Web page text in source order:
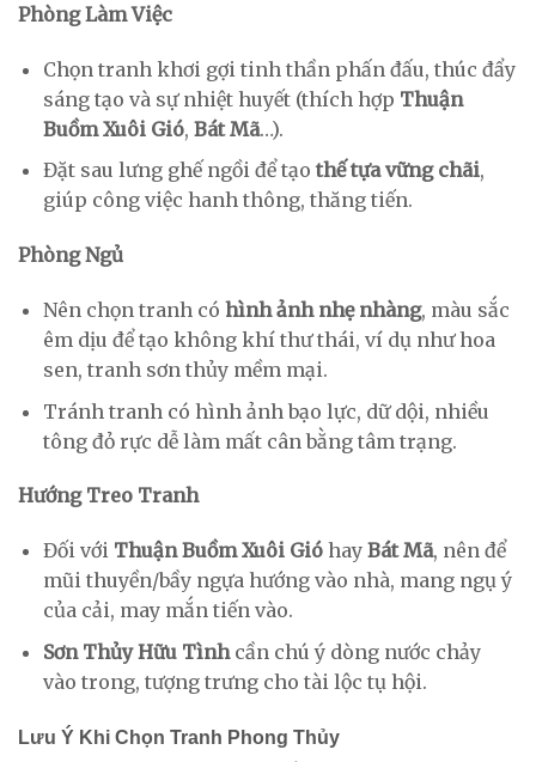
Phòng Làm Việc
Chọn tranh khơi gợi tinh thần phấn đấu, thúc đẩy
sáng tạo và sự nhiệt huyết (thích hợp Thuận
Buồm Xuôi Gió, Bát Mã…).
Đặt sau lưng ghế ngồi để tạo thế tựa vững chãi,
giúp công việc hanh thông, thăng tiến.
Phòng Ngủ
Nên chọn tranh có hình ảnh nhẹ nhàng, màu sắc
êm dịu để tạo không khí thư thái, ví dụ như hoa
sen, tranh sơn thủy mềm mại.
Tránh tranh có hình ảnh bạo lực, dữ dội, nhiều
tông đỏ rực dễ làm mất cân bằng tâm trạng.
Hướng Treo Tranh
Đối với Thuận Buồm Xuôi Gióhay Bát Mã, nên để
mũi thuyền/bầy ngựa hướng vào nhà, mang ngụ ý
của cải, may mắn tiến vào.
Sơn Thủy Hữu Tìnhcần chú ý dòng nước chảy
vào trong, tượng trưng cho tài lộc tụ hội.
Lưu Ý Khi Chọn Tranh Phong Thủy